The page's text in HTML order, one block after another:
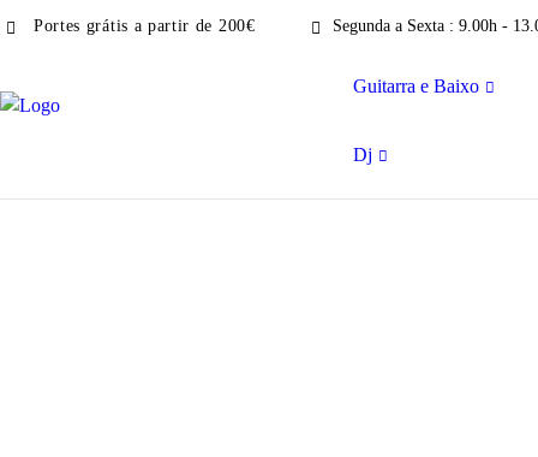
Portes grátis a partir de 200€ Segunda a Sexta : 9.00h -
Guitarra e Baixo
Dj